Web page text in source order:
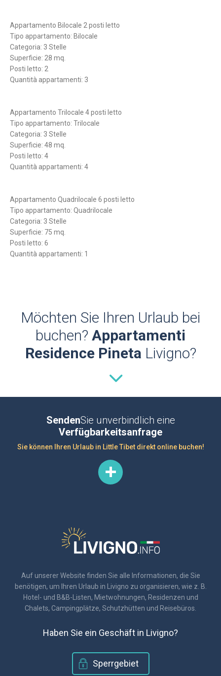
Appartamento Bilocale 2 posti letto
Tipo appartamento: Bilocale
Categoria: 3 Stelle
Superficie: 28 mq.
Posti letto: 2
Quantità appartamenti: 3
Appartamento Trilocale 4 posti letto
Tipo appartamento: Trilocale
Categoria: 3 Stelle
Superficie: 48 mq.
Posti letto: 4
Quantità appartamenti: 4
Appartamento Quadrilocale 6 posti letto
Tipo appartamento: Quadrilocale
Categoria: 3 Stelle
Superficie: 75 mq.
Posti letto: 6
Quantità appartamenti: 1
Möchten Sie Ihren Urlaub bei
buchen? Appartamenti
Residence Pineta Livigno?
SendenSie unverbindlich eine
Verfügbarkeitsanfrage
Sie können Ihren Urlaub in Little Tibet direkt online buchen!
Auf unserer Website finden Sie alle Informationen, die Sie
benötigen, um Ihren Urlaub in Livigno zu organisieren, wie z. B.
Hotel- und B&B-Listen, Mietwohnungen, Residenzen und
Chalets, Campingplätze, Schutzhütten und Reisebüros.
Haben Sie ein Geschäft in Livigno?
Sperrgebiet